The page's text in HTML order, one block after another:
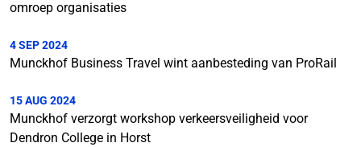
omroep organisaties
4 SEP 2024
Munckhof Business Travel wint aanbesteding van ProRail
15 AUG 2024
Munckhof verzorgt workshop verkeersveiligheid voor
Dendron College in Horst